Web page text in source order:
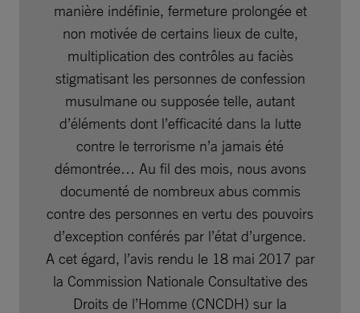
manière indéfinie, fermeture prolongée et
non motivée de certains lieux de culte,
multiplication des contrôles au faciès
stigmatisant les personnes de confession
musulmane ou supposée telle, autant
d’éléments dont l’efficacité dans la lutte
contre le terrorisme n’a jamais été
démontrée… Au fil des mois, nous avons
documenté de nombreux abus commis
contre des personnes en vertu des pouvoirs
d’exception conférés par l’état d’urgence.
A cet égard, l’avis rendu le 18 mai 2017 par
la Commission Nationale Consultative des
Droits de l’Homme (CNCDH) sur la